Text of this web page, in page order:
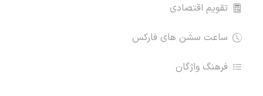
تقویم اقتصادی
ساعت سشن های فارکس
فرهنگ واژگان